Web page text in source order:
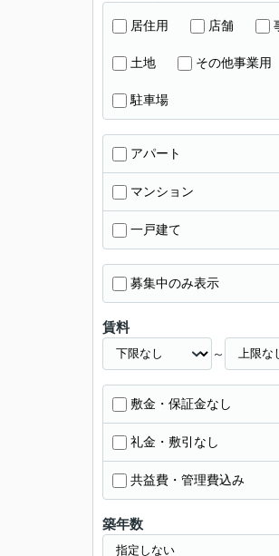
居住用 店舗
土地 その他事業用
駐車場
アパート
マンション
一戸建て
募集中のみ表示
賃料
～
敷金・保証金なし
礼金・敷引なし
共益費・管理費込み
築年数